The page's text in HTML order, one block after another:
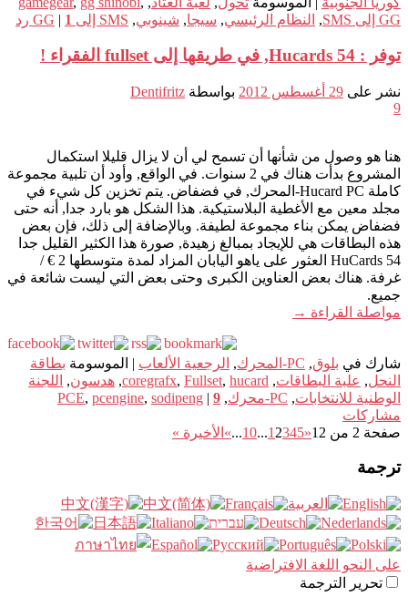
GG إلى SMS
, النظام الرئيسي, سيجا, شينوبي, SMS إلى GG | 1 رد
توفر : 54 Hucards, في طريقها إلى fullset الفقراء !
نشر على 29 أغسطس 2012 بواسطة Dentifritz
9
هنا هو وصول من شأنها أن تسمح لي أن لا يزال قليلا استكمال
المشروع بدأت هناك في 2 سنوات. في الواقع, وأود أن تلبية مجموعة
كاملة Hucard PC-المحرك, في فضفاض. يتم تخزين كل شيء في
مجلد معين مع الأغطية البلاستيكية. هذا الشكل هو بارد جدا, أنه حتى
فضفاض يمكن بناء مجموعة لطيفة. وبالإضافة إلى ذلك، فإن بعض
هذه البطاقات هي للإيجاد بمبالغ زهيدة, صورة هذا الكثير القليل جدا
54 HuCards العثور على ياهو اليابان المزاد لمدة متوسطها 2 € /
غرفة. هناك بعض العناوين الكبرى وحتى بعض التي ليست شائعة في
جميع.
مواصلة القراءة →
شارك في بلوق, PC-المحرك , الرجعية الألعاب | الموسومة بطاقة
النحل, علبة البطاقات,
coregrafx, Fullset, hucard
, هدسون, اللجنة
الوطنية للانتخابات, PC-محرك ,
PCE, pcengine, sodipeng | 9
مشاركات
صفحة 2 من 12
«
1 2345
...
10
...
» الأخيرة »
ترجمة
على النحو اللغة الافتراضية
تحرير الترجمة